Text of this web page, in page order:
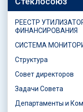
РЕЕСТР
ФИНАНСИРОВАНИЯ
СИСТЕМА
Структура
Совет директоров
Задачи Совета
Департаменты и